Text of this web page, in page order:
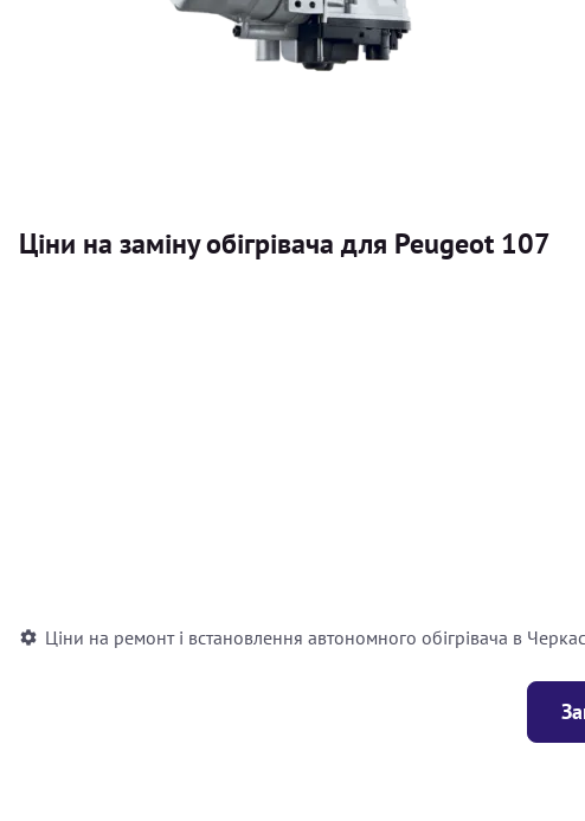
Ціни на заміну обігрівача для Peugeot 107
Ціни на ремонт і встановлення автономного обігрівача в